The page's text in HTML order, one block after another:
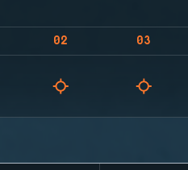
02 03